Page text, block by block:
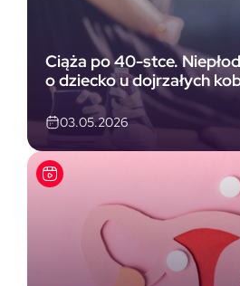
Ciąża po 40-stce.
o dziecko u dojrzałych
03.05.2026